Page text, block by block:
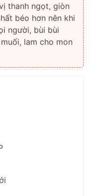
thanh ngọt, giòn
béo hơn nên khi
người, bùi bùi
lam cho mon